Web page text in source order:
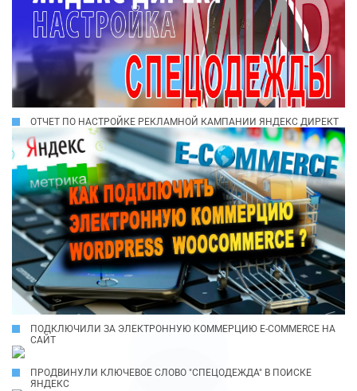
ОТЧЕТ ПО НАСТРОЙКЕ РЕКЛАМНОЙ КАМПАНИИ ЯНДЕКС ДИРЕКТ
ПОДКЛЮЧИЛИ ЗА ЭЛЕКТРОННУЮ КОММЕРЦИЮ E-COMMERCE НА
САЙТ
ПРОДВИНУЛИ КЛЮЧЕВОЕ СЛОВО "СПЕЦОДЕЖДА" В ПОИСКЕ
ЯНДЕКС